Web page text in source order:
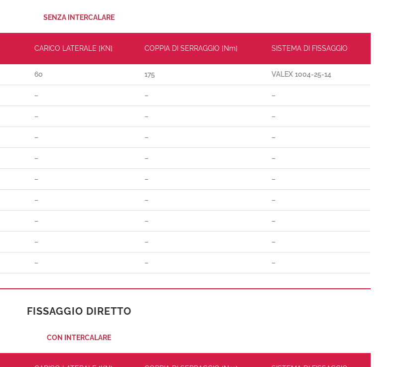
SENZA INTERCALARE
CARICO LATERALE [KN] COPPIA DI SERRAGGIO [Nm] SISTEMA DI FISSAGGIO
60 175 VALEX 1004-25-14
– – –
– – –
– – –
– – –
– – –
– – –
– – –
– – –
– – –
FISSAGGIO DIRETTO
CON INTERCALARE